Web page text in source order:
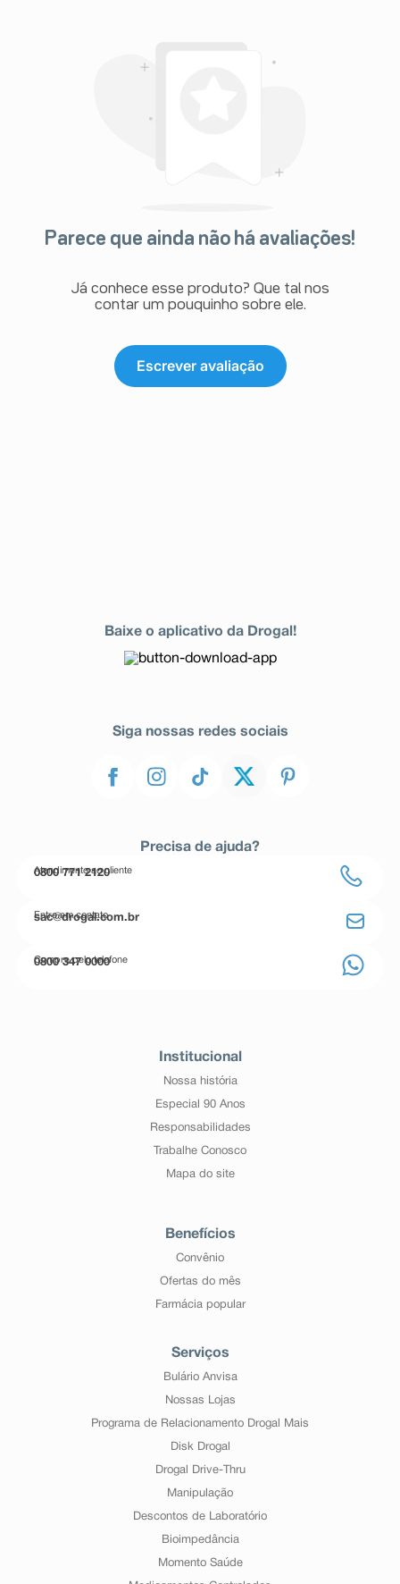
Parece que ainda não há avaliações!
Já conhece esse produto? Que tal nos
contar um pouquinho sobre ele.
Escrever avaliação
Baixe o aplicativo da Drogal!
Siga nossas redes sociais
Precisa de ajuda?
Atendimento ao cliente
0800 771 2120
Entre em contato
sac@drogal.com.br
Compre pelo telefone
0800 347 0000
Institucional
Nossa história
Especial 90 Anos
Responsabilidades
Trabalhe Conosco
Mapa do site
Benefícios
Convênio
Ofertas do mês
Farmácia popular
Serviços
Bulário Anvisa
Nossas Lojas
Programa de Relacionamento Drogal Mais
Disk Drogal
Drogal Drive-Thru
Manipulação
Descontos de Laboratório
Bioimpedância
Momento Saúde